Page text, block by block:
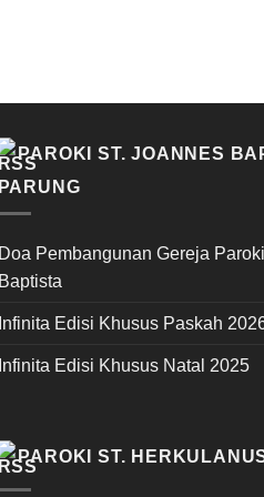
PAROKI ST. JOANNES
PARUNG
Doa Pembangunan Gereja
Baptista
Infinita Edisi Khusus Paskah
Infinita Edisi Khusus Natal 2025
PAROKI ST.